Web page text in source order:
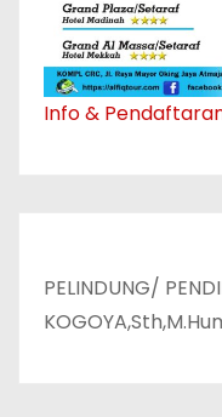
Info &
PELINDUNG/